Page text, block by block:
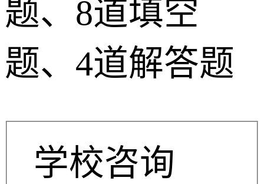
题、8道填空
题、4道解答题
学校咨询